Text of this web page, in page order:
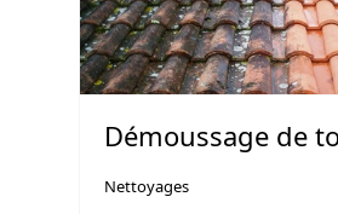
Démoussage de
Nettoyages